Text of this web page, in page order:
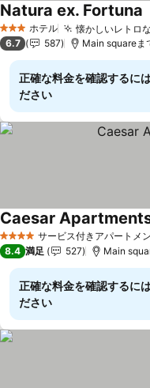
3 ホテルのランク
ホテル 懐かしいレトロ
Natura ex. Fortuna
6.7 587 Main squareま
正確な料金を確認するに
ださい
4 ホテルのランクサービス付きアパートメ
Caesar
8.4 満足 527 Main
正確な料金を確認するに
ださい